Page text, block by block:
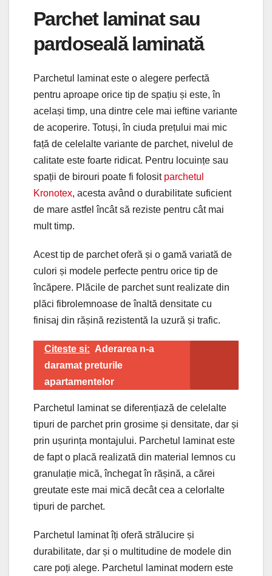
Parchet laminat sau
pardoseală laminată
Parchetul laminat este o alegere perfectă
pentru aproape orice tip de spațiu și este, în
același timp, una dintre cele mai ieftine variante
de acoperire. Totuși, în ciuda prețului mai mic
față de celelalte variante de parchet, nivelul de
calitate este foarte ridicat. Pentru locuințe sau
spații de birouri poate fi folosit parchetul
Kronotex, acesta având o durabilitate suficient
de mare astfel încât să reziste pentru cât mai
mult timp.
Acest tip de parchet oferă și o gamă variată de
culori și modele perfecte pentru orice tip de
încăpere. Plăcile de parchet sunt realizate din
plăci fibrolemnoase de înaltă densitate cu
finisaj din rășină rezistentă la uzură și trafic.
Citeste si: Aderarea n-a
daramat preturile
apartamentelor
Parchetul laminat se diferențiază de celelalte
tipuri de parchet prin grosime și densitate, dar și
prin ușurința montajului. Parchetul laminat este
de fapt o placă realizată din material lemnos cu
granulație mică, închegat în rășină, a cărei
greutate este mai mică decât cea a celorlalte
tipuri de parchet.
Parchetul laminat îți oferă strălucire și
durabilitate, dar și o multitudine de modele din
care poți alege. Parchetul laminat modern este